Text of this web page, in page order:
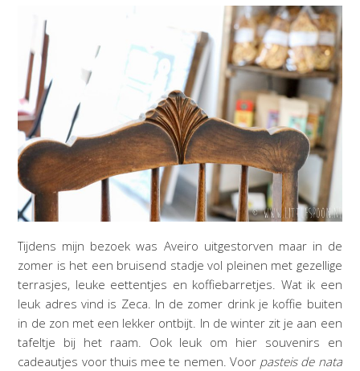
Tijdens mijn bezoek was Aveiro uitgestorven maar in de
zomer is het een bruisend stadje vol pleinen met gezellige
terrasjes, leuke eettentjes en koffiebarretjes. Wat ik een
leuk adres vind is Zeca. In de zomer drink je koffie buiten
in de zon met een lekker ontbijt. In de winter zit je aan een
tafeltje bij het raam. Ook leuk om hier souvenirs en
cadeautjes voor thuis mee te nemen. Voor pasteis de nata